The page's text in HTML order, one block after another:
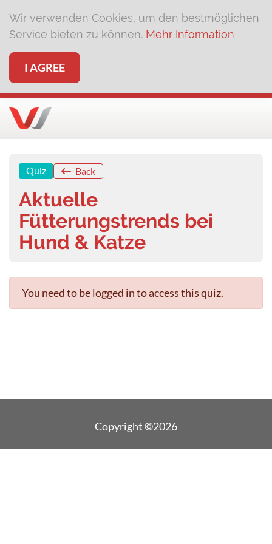
Wir verwenden Cookies, um den bestmöglichen
Service bieten zu können. Mehr Information
I AGREE
Quiz Back
Aktuelle
Fütterungstrends bei
Hund & Katze
You need to be logged in to access this quiz.
Copyright ©2026